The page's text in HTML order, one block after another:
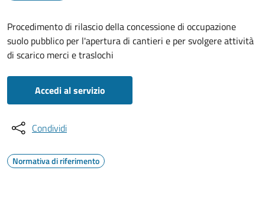
Procedimento di rilascio della concessione di occupazione
suolo pubblico per l'apertura di cantieri e per svolgere attività
di scarico merci e traslochi
Accedi al servizio
Condividi
Normativa di riferimento